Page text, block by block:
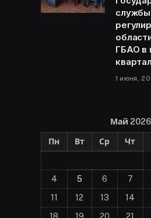
ГБАО в
1 июня,
Май 2026
Пн Вт Ср Чт
4
5 6 7
11
12 13 14